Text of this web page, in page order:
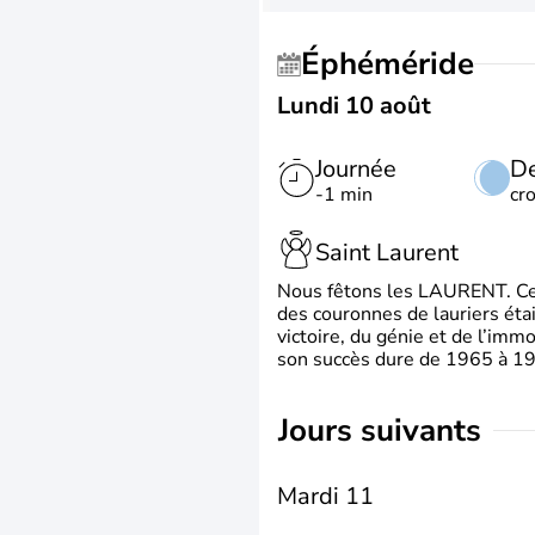
Éphéméride
Lundi 10 août
Journée
-1 min
Saint Laurent
Nous fêtons les LAURENT.
des couronnes de lauriers
victoire, du génie et de
son succès dure de 1965 à
jours suivants
Mardi 11